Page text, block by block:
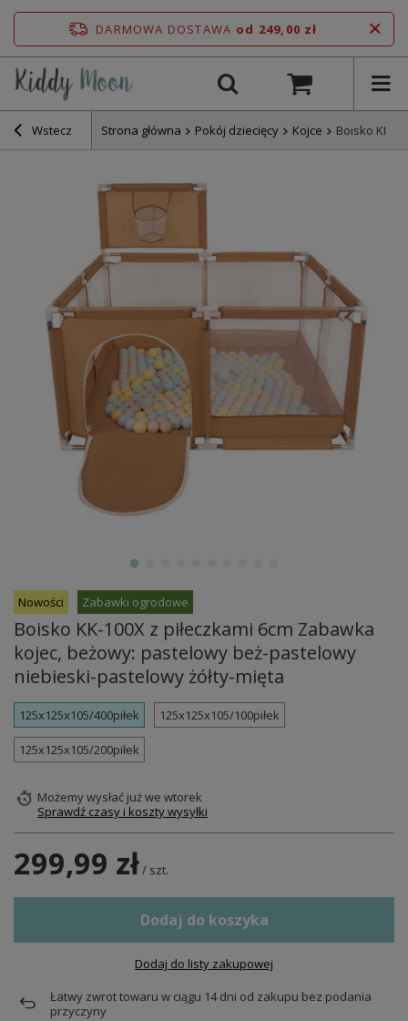
DARMOWA DOSTAWA od 249,00 zł
Wstecz Strona główna Pokój dziecięcy Kojce Boisko KK-
Nowości Zabawki ogrodowe
Boisko KK-100X z piłeczkami 6cm Zabawka
kojec, beżowy: pastelowy beż-pastelowy
niebieski-pastelowy żółty-mięta
125x125x105/400piłek 125x125x105/100piłek
125x125x105/200piłek
Możemy wysłać jużwe wtorek
Sprawdź czasy i koszty wysyłki
299,99 zł/ szt.
Dodaj do koszyka
Dodaj do listy zakupowej
Łatwy zwrot towaru w ciągu 14dni od zakupu bez podania
przyczyny